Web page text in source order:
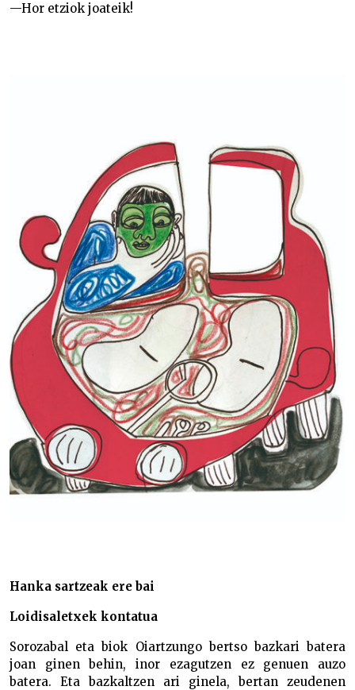
—Hor etziok joateik!
Hanka sartzeak ere bai
Loidisaletxek kontatua
Sorozabal eta biok Oiartzungo bertso bazkari batera
joan ginen behin, inor ezagutzen ez genuen auzo
batera. Eta bazkaltzen ari ginela, bertan zeudenen